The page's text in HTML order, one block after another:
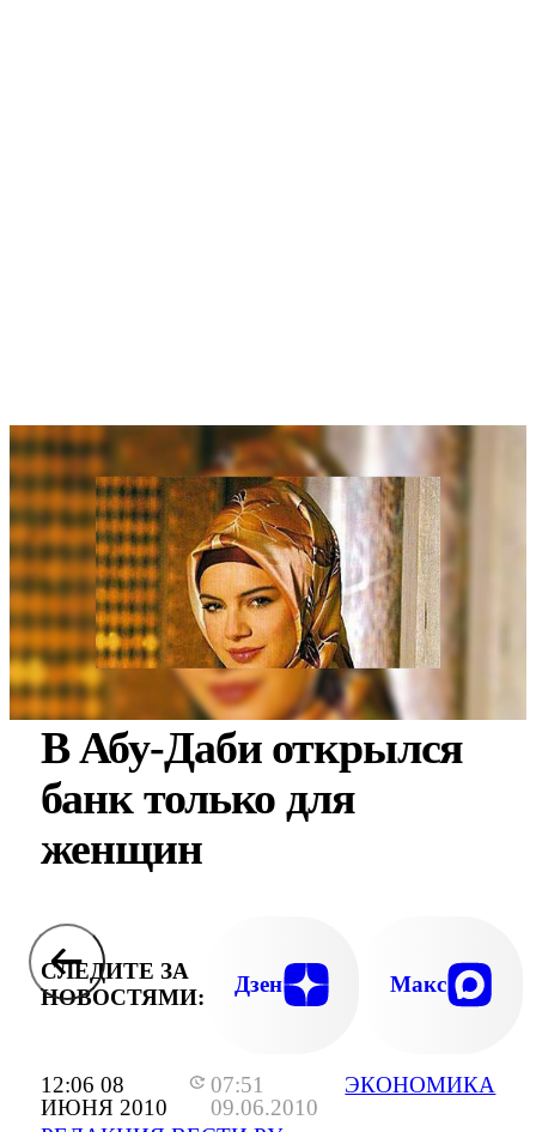
12:06 08
ИЮНЯ 2010
07:51
09.06.2010
ЭКОНОМИКА
В Абу-Даби открылся
банк только для
женщин
СЛЕДИТЕ ЗА
НОВОСТЯМИ:
Дзен Макс